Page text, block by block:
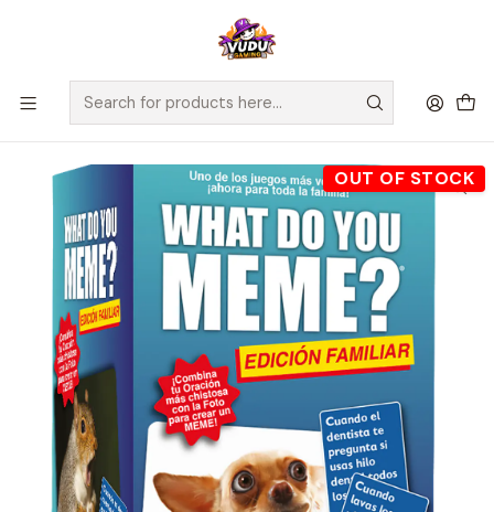
🚀 ¡Despachamos a todo Chile! Envío GRATIS a Regiones sobre
$100.000 y a RM sobre $35.000
Home Juegos de Mesa Competitivos
What Do You Meme? Edición Familiar
OUT OF STOCK